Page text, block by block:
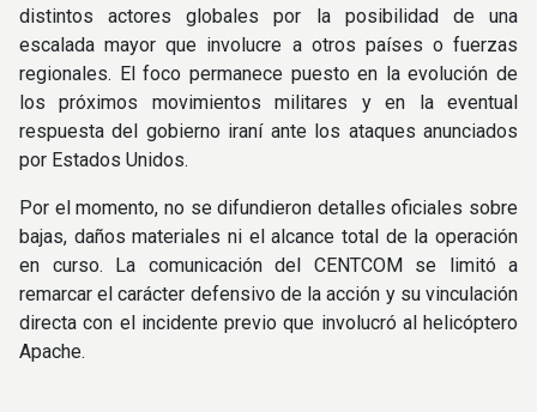
distintos actores globales por la posibilidad de una
escalada mayor que involucre a otros países o fuerzas
regionales. El foco permanece puesto en la evolución de
los próximos movimientos militares y en la eventual
respuesta del gobierno iraní ante los ataques anunciados
por Estados Unidos.
Por el momento, no se difundieron detalles oficiales sobre
bajas, daños materiales ni el alcance total de la operación
en curso. La comunicación del CENTCOM se limitó a
remarcar el carácter defensivo de la acción y su vinculación
directa con el incidente previo que involucró al helicóptero
Apache.